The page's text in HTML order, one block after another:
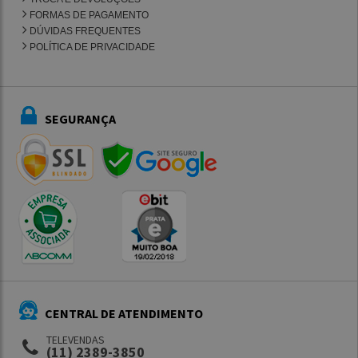
FORMAS DE PAGAMENTO
DÚVIDAS FREQUENTES
POLÍTICA DE PRIVACIDADE
SEGURANÇA
CENTRAL DE ATENDIMENTO
TELEVENDAS
(11) 2389-3850